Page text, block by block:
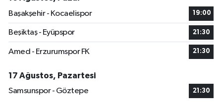
Başakşehir - Kocaelispor
19:00
Beşiktaş - Eyüpspor 21:30
Amed - Erzurumspor FK 21:30
17 Ağustos, Pazartesi
Samsunspor - Göztepe
21:30